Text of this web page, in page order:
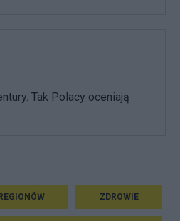
Tak Polacy oceniają
ZDROWIE